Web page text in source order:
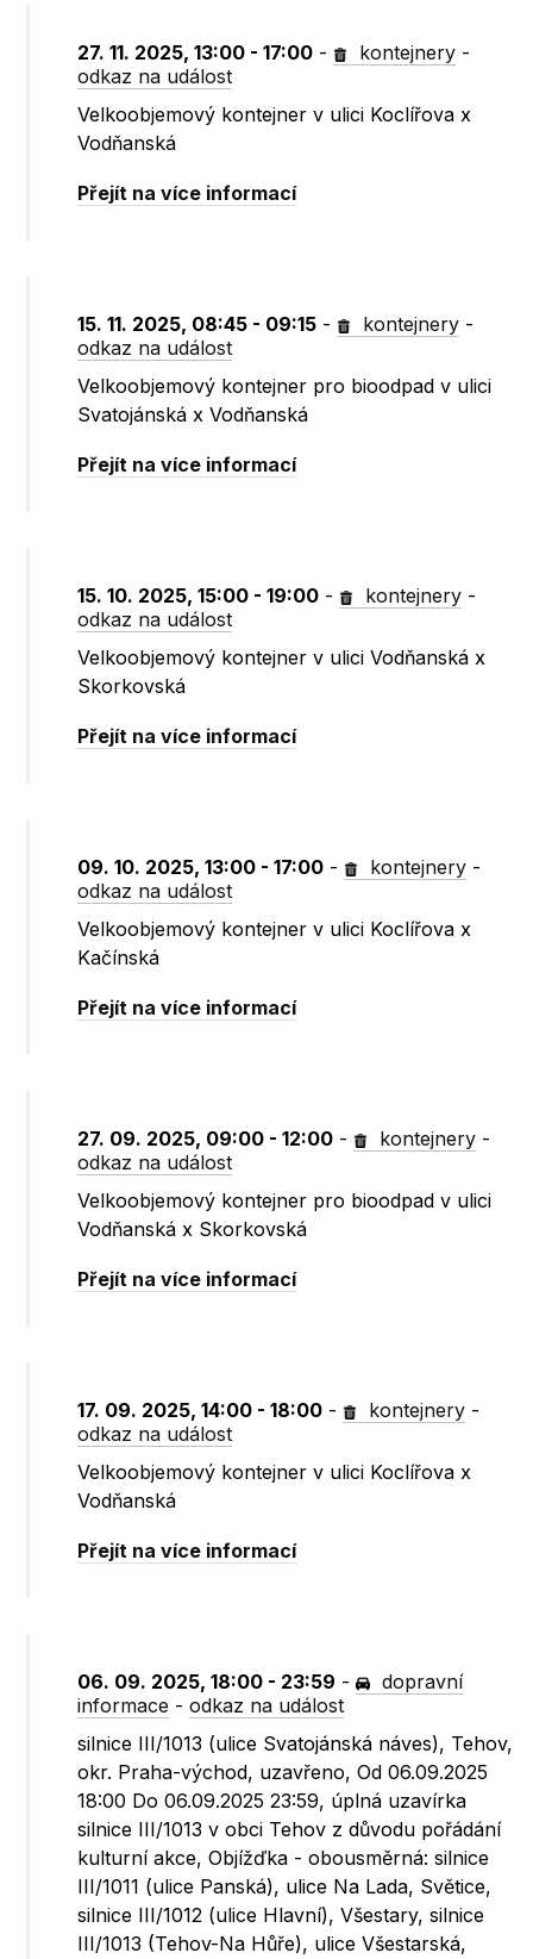
27. 11. 2025, 13:00 - 17:00 - kontejnery -
odkaz na událost
Velkoobjemový kontejner v ulici Koclířova x
Vodňanská
Přejít na více informací
15. 11. 2025, 08:45 - 09:15 - kontejnery -
odkaz na událost
Velkoobjemový kontejner pro bioodpad v ulici
Svatojánská x Vodňanská
Přejít na více informací
15. 10. 2025, 15:00 - 19:00 - kontejnery -
odkaz na událost
Velkoobjemový kontejner v ulici Vodňanská x
Skorkovská
Přejít na více informací
09. 10. 2025, 13:00 - 17:00 - kontejnery -
odkaz na událost
Velkoobjemový kontejner v ulici Koclířova x
Kačínská
Přejít na více informací
27. 09. 2025, 09:00 - 12:00 - kontejnery -
odkaz na událost
Velkoobjemový kontejner pro bioodpad v ulici
Vodňanská x Skorkovská
Přejít na více informací
17. 09. 2025, 14:00 - 18:00 - kontejnery -
odkaz na událost
Velkoobjemový kontejner v ulici Koclířova x
Vodňanská
Přejít na více informací
06. 09. 2025, 18:00 - 23:59 -
dopravní
informace -odkaz na událost
silnice III/1013 (ulice Svatojánská náves), Tehov,
okr. Praha-východ, uzavřeno, Od 06.09.2025
18:00 Do 06.09.2025 23:59, úplná uzavírka
silnice III/1013 v obci Tehov z důvodu pořádání
kulturní akce, Objížďka - obousměrná: silnice
III/1011 (ulice Panská), ulice Na Lada, Světice,
silnice III/1012 (ulice Hlavní), Všestary, silnice
III/1013 (Tehov-Na Hůře), ulice Všestarská,